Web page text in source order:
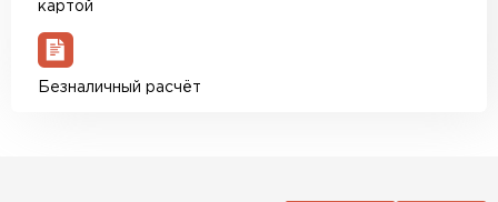
картой
Безналичный расчёт